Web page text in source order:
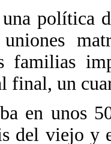
política
familias
final, un
en unos
del viejo y